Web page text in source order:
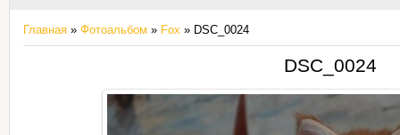
Главная » Фотоальбом » Fox » DSC_0024
DSC_0024